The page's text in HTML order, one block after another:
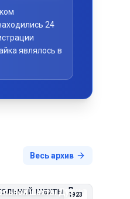
24
являлось в
Весь архив
1923
шахты Дуэ